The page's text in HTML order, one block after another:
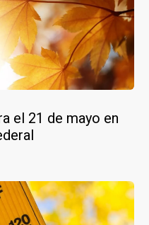
el 21 de mayo en